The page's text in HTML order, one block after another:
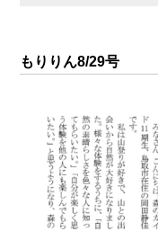
もりりん8/29号